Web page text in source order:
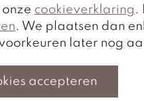
cookieverklaring .
. We plaatsen dan
later nog
accepteren